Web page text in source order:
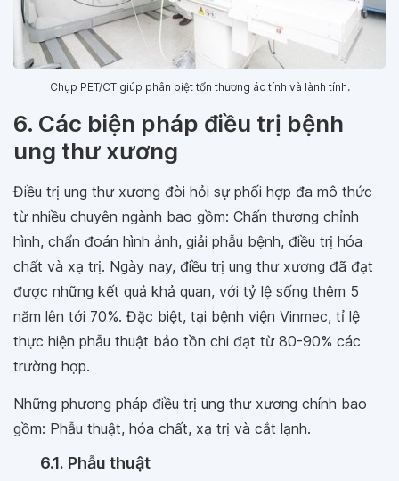
Chụp PET/CT giúp phân biệt tổn thương ác tính và lành tính.
6. Các biện pháp điều trị bệnh
ung thư xương
Điều trị ung thư xương đòi hỏi sự phối hợp đa mô thức
từ nhiều chuyên ngành bao gồm: Chấn thương chỉnh
hình, chẩn đoán hình ảnh, giải phẫu bệnh, điều trị hóa
chất và xạ trị. Ngày nay, điều trị ung thư xương đã đạt
được những kết quả khả quan, với tỷ lệ sống thêm 5
năm lên tới 70%. Đặc biệt, tại bệnh viện Vinmec, tỉ lệ
thực hiện phẫu thuật bảo tồn chi đạt từ 80-90% các
trường hợp.
Những phương pháp điều trị ung thư xương chính bao
gồm: Phẫu thuật, hóa chất, xạ trị và cắt lạnh.
6.1. Phẫu thuật